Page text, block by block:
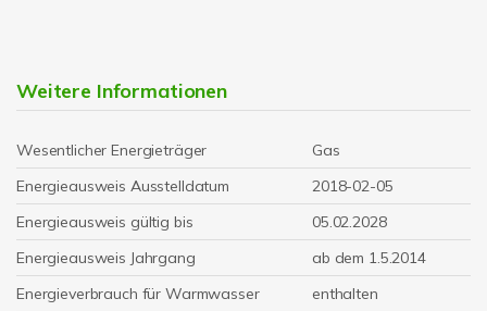
Weitere Informationen
Wesentlicher Energieträger
Gas
Energieausweis Ausstelldatum
2018-02-05
Energieausweis gültig bis
05.02.2028
Energieausweis Jahrgang
ab dem 1.5.2014
Energieverbrauch für Warmwasser
enthalten